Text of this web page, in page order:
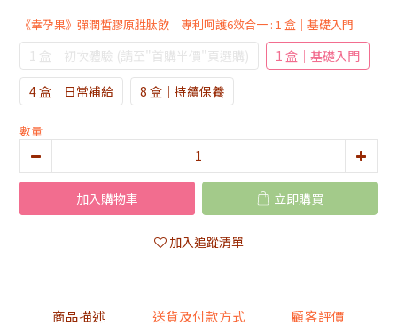
《幸孕果》彈潤皙膠原胜肽飲｜專利呵護6效合一 : 1 盒｜基礎入門
1 盒｜初次體驗 (請至"首購半價"頁選購)
1 盒｜基礎入門
4 盒｜日常補給
8 盒｜持續保養
數量
加入購物車 立即購買
加入追蹤清單
商品描述 送貨及付款方式 顧客評價